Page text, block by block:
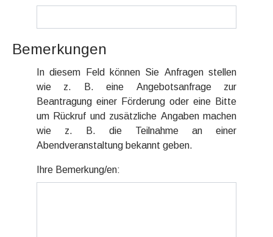
Bemerkungen
In diesem Feld können Sie Anfragen stellen
wie z. B. eine Angebotsanfrage zur
Beantragung einer Förderung oder eine Bitte
um Rückruf und zusätzliche Angaben machen
wie z. B. die Teilnahme an einer
Abendveranstaltung bekannt geben.
Ihre Bemerkung/en: